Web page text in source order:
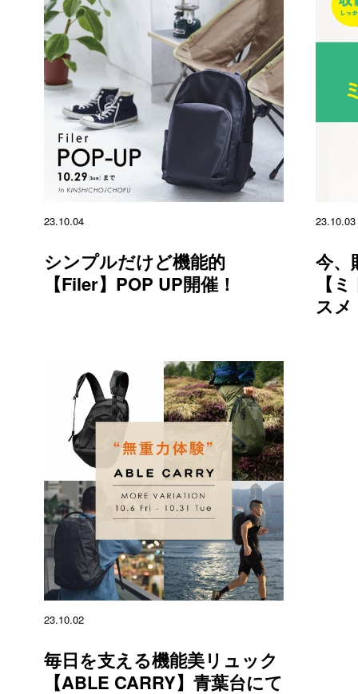
23.10.04
シンプルだけど機能的
【Filer】POP UP開催！
23.10.03
今、
【
スメ
23.10.02
毎日を支える機能美リュック
【ABLE CARRY】青葉台にて